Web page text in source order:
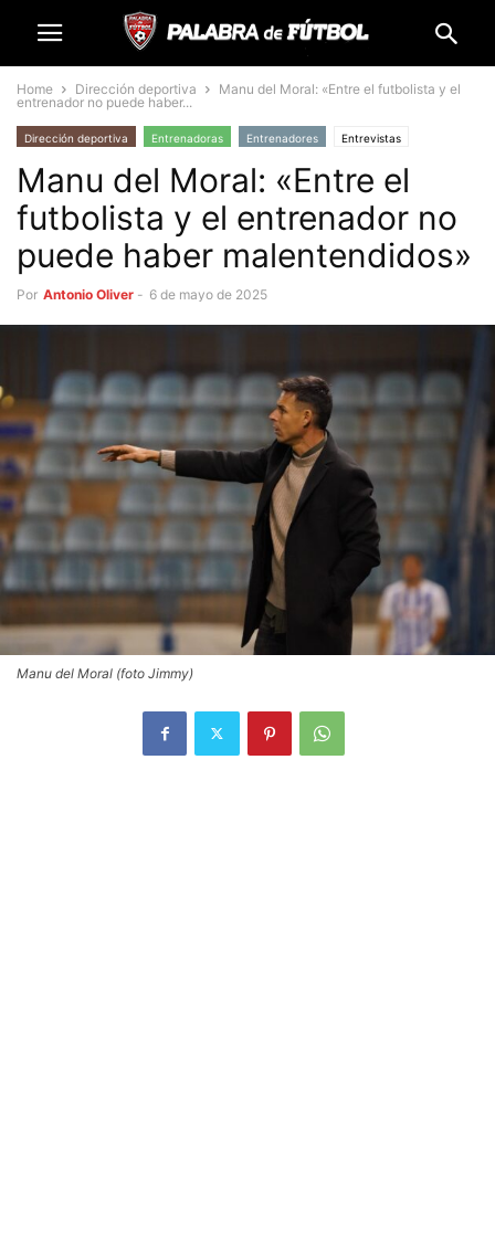
Home Dirección deportiva
Manu del Moral: «Entre el futbolista y el
entrenador no puede haber...
Dirección deportiva Entrenadoras Entrenadores Entrevistas
Fútbol base Futbolistas
Manu del Moral: «Entre el
futbolista y el entrenador no
puede haber malentendidos»
Por Antonio Oliver - 6 de mayo de 2025
Manu del Moral (foto Jimmy)